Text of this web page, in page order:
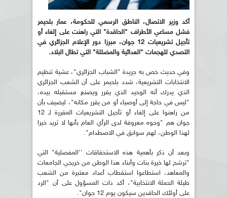
أكد وزير الاتصال، الناطق الرسمي للحكومة، عمار بلحيمر
فشل مساعي الأطراف "الحاقدة" التي راهنت على إلغاء أو
تأجيل تشريعيات 12 جوان، مبرزا دور الإعلام الجزائري في
التصدي للهجمات "العدائية والمضللة" التي تطال البلاد.
وفي حديث خص به جريدة "الشباب الجزائري"، عشية تنظيم
الانتخابات التشريعية، شدد بلحيمر على أن الشعب الجزائري
الذي يدرك أنه الوحيد الذي يقرر ويصنع مستقبله بيده،
"ليس في حاجة إلى أوصياء أو من يقرر مكانه"، ليضيف بأن
من راهنوا على إلغاء أو تأجيل التشريعيات المقررة لـ 12
جوان هم "وجوه معروفة لدى الرأي العام بأنها لا تريد خيرا
لهذا الوطن، لهم سوابق في الاصطدام".
وبعد أن ذكر بأهمية هذه الاستحقاقات ''المفصلية" التي
"ترشح لها خيرة بنات وأبناء هذا الوطن من خريجي الجامعات
والمعاهد، استطاعوا استقطاب أعداد معتبرة من الشعب
طيلة الحملة الانتخابية"، أكد ذات المسؤول على أن "الرد
على أولئك الحاقدين سيكون يوم 12 جوان".